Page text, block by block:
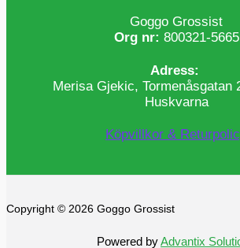
Goggo Grossist
Org nr: 800321-5665
Adress:
Merisa Gjekic, Tormenåsgatan
Huskvarna
Köpvillkor &
Copyright © 2026 Goggo Grossist
Powered byAdvantix